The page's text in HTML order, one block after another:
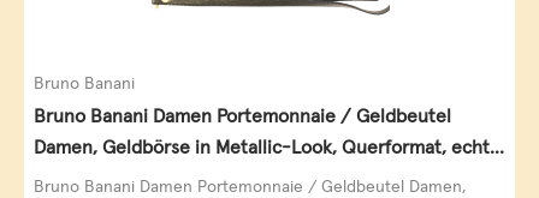
Bruno Banani
Bruno Banani Damen Portemonnaie / Geldbeutel
Damen, Geldbörse in Metallic-Look, Querformat, echt
Leder, schwarz-gold
Bruno Banani Damen Portemonnaie / Geldbeutel Damen,